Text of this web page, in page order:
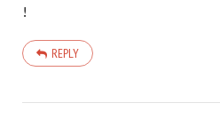
!
REPLY